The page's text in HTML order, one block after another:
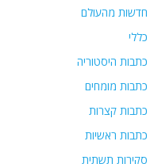
חדשות מהעולם
כללי
כתבות היסטוריה
כתבות מומחים
כתבות קצרות
כתבות ראשיות
סקירות תשתית